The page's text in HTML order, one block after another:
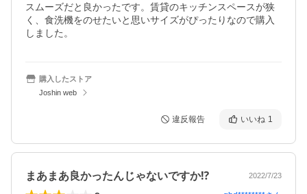
スムーズだと良かったです。賃貸のキッチンスペースが狭
く、食洗機をのせたいと思いサイズがぴったりなので購入
しました。
購入したストア
Joshin web
違反報告 いいね 1
まあまあ良かったんじゃないですか⁉️ 2022/7/23